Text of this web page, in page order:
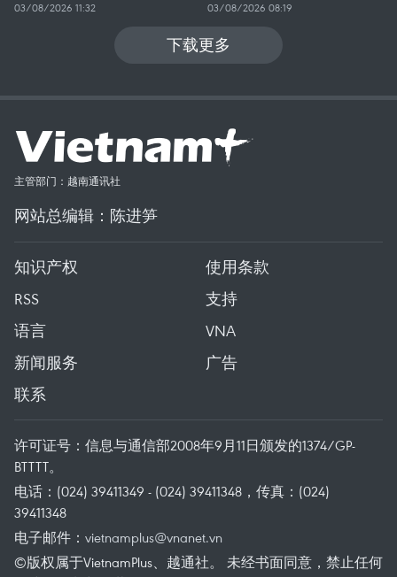
03/08/2026 11:32 03/08/2026 08:19
下载更多
主管部门：越南通讯社
网站总编辑：陈进笋
知识产权
使用条款
RSS
支持
语言
VNA
新闻服务
广告
联系
许可证号：信息与通信部2008年9月11日颁发的1374/GP-
BTTTT。
电话：(024) 39411349 - (024) 39411348，传真：(024)
39411348
电子邮件： vietnamplus@vnanet.vn
©版权属于VietnamPlus、越通社。 未经书面同意，禁止任何